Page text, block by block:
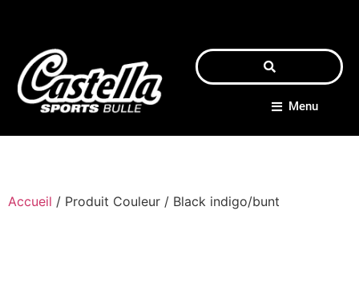
Menu
Accueil / Produit Couleur / Black indigo/bunt